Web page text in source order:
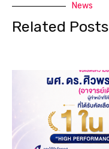
News
Related Posts